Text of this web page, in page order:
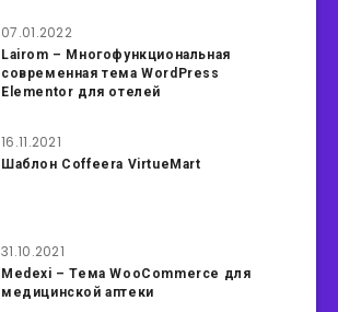
07.01.2022
Lairom – Многофункциональная
современная тема WordPress
Elementor для отелей
16.11.2021
Шаблон Coffeera VirtueMart
31.10.2021
Medexi – Тема WooCommerce для
медицинской аптеки